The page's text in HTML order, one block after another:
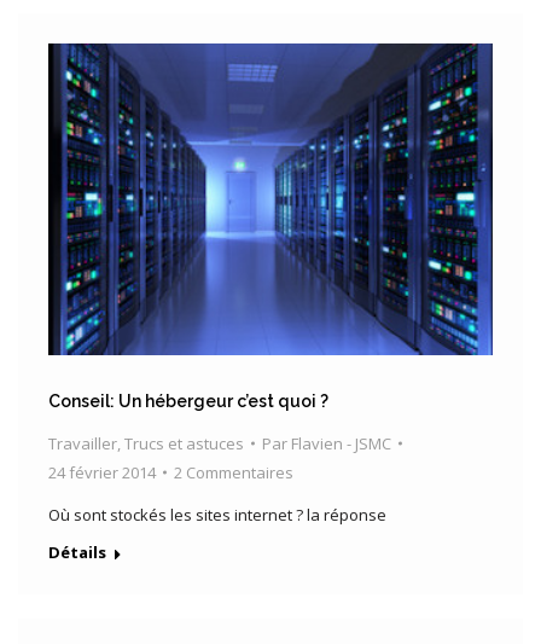
Conseil: Un hébergeur c’est quoi ?
Travailler,Trucs et astuces Par Flavien - JSMC
24 février 2014
2 Commentaires
Où sont stockés les sites internet ? la réponse
Détails